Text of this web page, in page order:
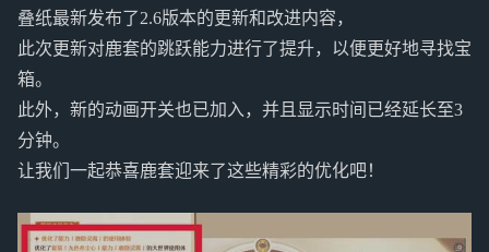
叠纸最新发布了2.6版本的更新和改进内容，
此次更新对鹿套的跳跃能力进行了提升，以便更好地寻找宝
箱。
此外，新的动画开关也已加入，并且显示时间已经延长至3
分钟。
让我们一起恭喜鹿套迎来了这些精彩的优化吧！